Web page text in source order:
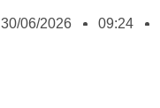
30/06/2026
09:24